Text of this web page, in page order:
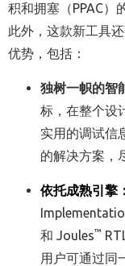
积和拥塞（PPAC）
此外，这款新工具
优势，包括：
独树一帜的智
标，在整个设
实用的调试信
的解决方案，
依托成熟引擎：
和 Joules™
用户可通过同